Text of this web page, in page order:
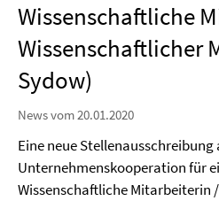
Wissenschaftliche
Wissenschaftlicher
Sydow)
News vom 20.01.2020
Eine neue
Unternehmenskooperation für
Wissenschaftliche Mitarbeiterin